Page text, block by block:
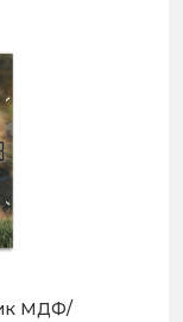
МДФ/